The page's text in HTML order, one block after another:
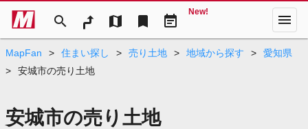
search map bookmark event_note
New! menu
MapFan > 住まい探し > 売り土地 > 地域から探す >
愛知県
>
安城市の売り土地
安城市の売り土地